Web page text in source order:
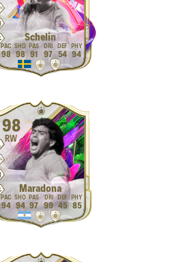
Schelin
98 98 91 97 54 94
98
RW
Maradona
94 94 97 99 45 85